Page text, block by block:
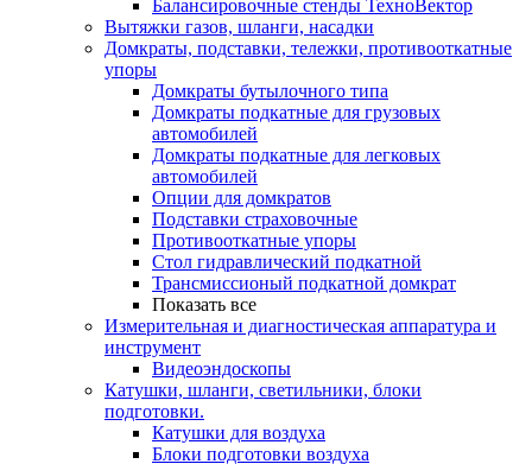
Балансировочные стенды ТехноВектор
Вытяжки газов, шланги, насадки
Домкраты, подставки, тележки, противооткатные
упоры
Домкраты бутылочного типа
Домкраты подкатные для грузовых
автомобилей
Домкраты подкатные для легковых
автомобилей
Опции для домкратов
Подставки страховочные
Противооткатные упоры
Стол гидравлический подкатной
Трансмиссионый подкатной домкрат
Показать все
Измерительная и диагностическая аппаратура и
инструмент
Видеоэндоскопы
Катушки, шланги, светильники, блоки
подготовки.
Катушки для воздуха
Блоки подготовки воздуха